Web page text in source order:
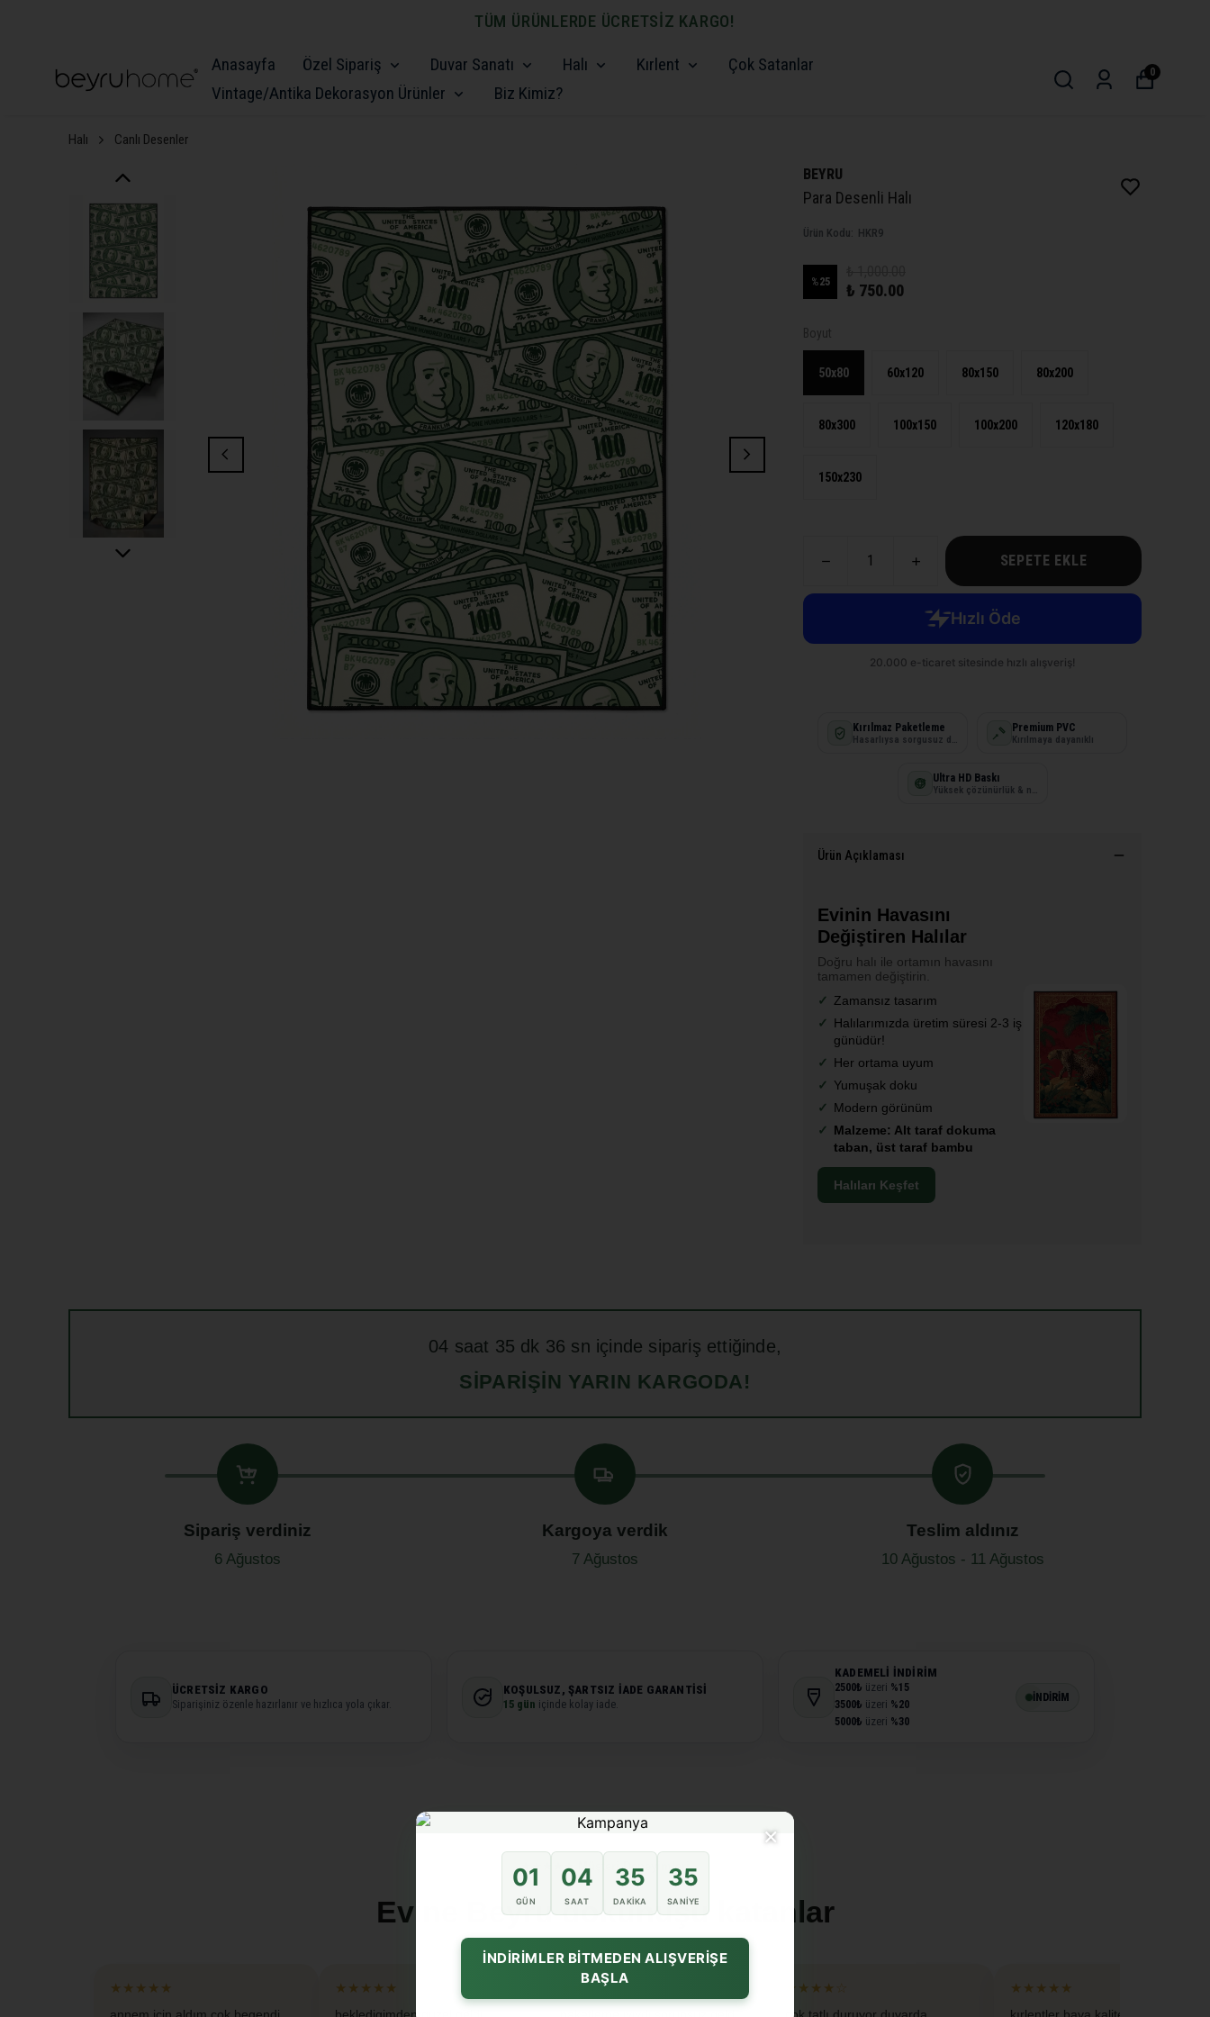
TÜM ÜRÜNLERDE ÜCRETSİZ KARGO!
Anasayfa Özel Sipariş Duvar Sanatı Halı Kırlent
Çok Satanlar
Vintage/Antika Dekorasyon Ürünler
Biz Kimiz?
0
Halı Canlı Desenler
BEYRU
Para Desenli Halı
Ürün Kodu: HKR9
%25 ₺ 750.00
Boyut
50x80 60x120 80x150 80x200
80x300 100x150 100x200 120x180
150x230
SEPETE EKLE
Kırılmaz Paketleme Premium PVC
Kırılmaya dayanıklı
Ultra HD Baskı
Ürün Açıklaması
Evinin Havasını
Değiştiren Halılar
Doğru halı ile ortamın havasını
tamamen değiştirin.
Zamansız tasarım
Halılarımızda üretim süresi 2-3 iş
günüdür!
Her ortama uyum
Yumuşak doku
Modern görünüm
Malzeme: Alt taraf dokuma
taban, üst taraf bambu
Halıları Keşfet
04 saat 35 dk 34 sn içinde sipariş ettiğinde,
SIPARIŞIN YARIN KARGODA!
Sipariş verdiniz
6 Ağustos
Kargoya verdik
7 Ağustos
Teslim aldınız
10 Ağustos - 11 Ağustos
ÜCRETSIZ KARGO
Siparişiniz özenle hazırlanır ve hızlıca yola çıkar.
KOŞULSUZ, ŞARTSIZ İADE GARANTISI
15 gün içinde kolay iade.
KADEMELI İNDIRIM
2500₺ üzeri %15
3500₺ üzeri %20
5000₺ üzeri %30
İNDİRİM
★★★★★ Müşteri Deneyimleri
Evine Beyru dokunuşu katanlar
★★★★★ ★★★★★ ★★★★★ ★★★★☆ ★★★★★
×
01
GÜN
04
SAAT
35
DAKIKA
34
SANIYE
İNDİRİMLER BİTMEDEN ALIŞVERİŞE
BAŞLA